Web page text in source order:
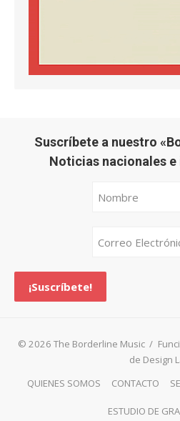
Suscríbete a nuestro
Noticias nacionales
© 2026 The Borderline Music /
de Design
QUIENES SOMOS
CONTACTO
ESTUDIO DE